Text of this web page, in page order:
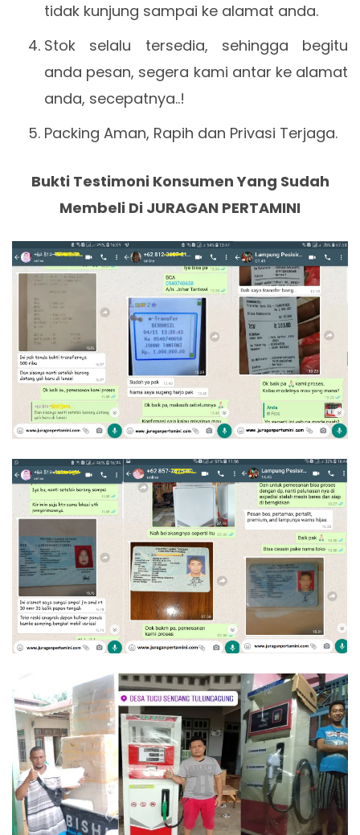
tidak kunjung sampai ke alamat anda.
Stok selalu tersedia, sehingga begitu
anda pesan, segera kami antar ke alamat
anda, secepatnya..!
Packing Aman, Rapih dan Privasi Terjaga.
Bukti Testimoni Konsumen Yang Sudah
Membeli Di JURAGAN PERTAMINI